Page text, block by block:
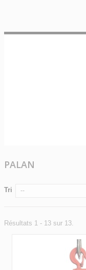
PALAN
Tri --
Résultats 1 - 13 sur 13.